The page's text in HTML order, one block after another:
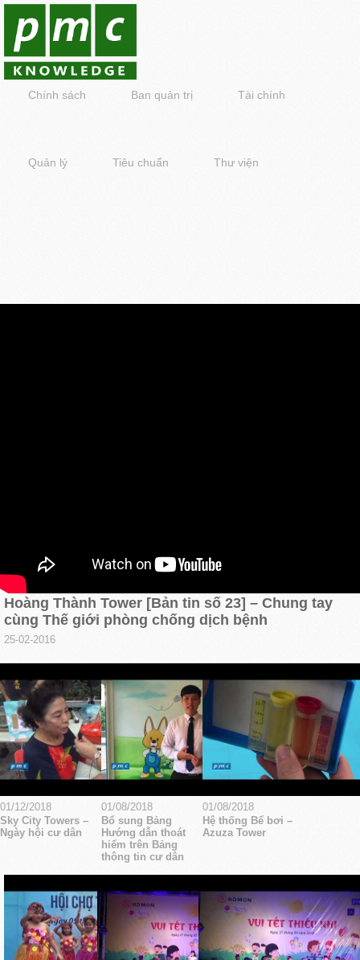
Chính sách Ban quản trị Tài chính
Quản lý Tiêu chuẩn Thư viện
Hoàng Thành Tower [Bản tin số 23] – Chung tay
cùng Thế giới phòng chống dịch bệnh
25-02-2016
01/12/2018
Sky City Towers –
Ngày hội cư dân
01/08/2018
Bổ sung Bảng
Hướng dẫn thoát
hiểm trên Bảng
thông tin cư dân
01/08/2018
Hệ thống Bể bơi –
Azuza Tower